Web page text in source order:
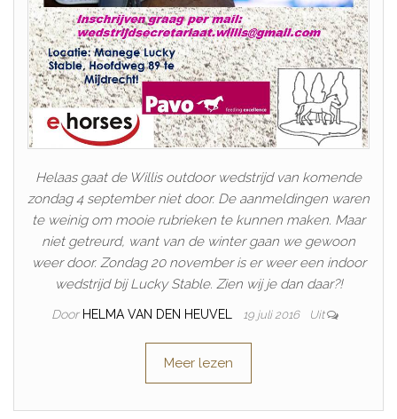
Helaas gaat de Willis outdoor wedstrijd van komende
zondag 4 september niet door. De aanmeldingen waren
te weinig om mooie rubrieken te kunnen maken. Maar
niet getreurd, want van de winter gaan we gewoon
weer door. Zondag 20 november is er weer een indoor
wedstrijd bij Lucky Stable. Zien wij je dan daar?!
Door HELMA VAN DEN HEUVEL 19 juli 2016 Uit
Meer lezen